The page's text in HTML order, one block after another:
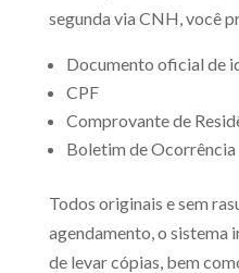
segunda via CNH, você
Documento oficial de
CPF
Comprovante de
Boletim de Ocorrência
Todos originais e sem
agendamento, o sistema
de levar cópias, bem